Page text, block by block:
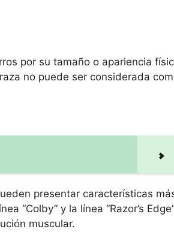
por su tamaño o apariencia
no puede ser considerada
presentar características
“Colby” y la línea “Razor’s
muscular.